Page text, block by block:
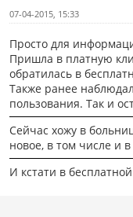
07-04-2015, 15:33
Просто для
Пришла в платную
обратилась в
Также ранее
пользования. Так и
Сейчас хожу в
новое, в том числе и
И кстати в